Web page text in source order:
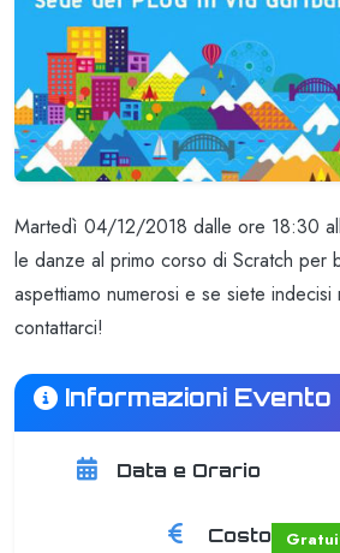
Martedì 04/12/2018 dalle ore 18:30
le danze al primo corso di Scratch per
aspettiamo numerosi e se siete indecisi
contattarci!
Informazioni Evento
Data e Orario
Costo